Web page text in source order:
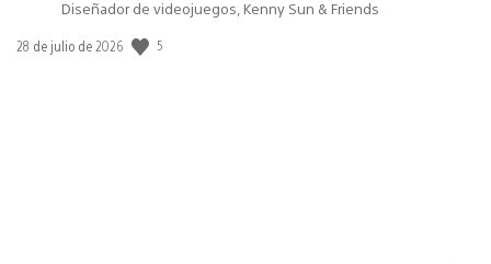
Diseñador de videojuegos, Kenny Sun & Friends
Fecha
28 de julio de 2026 5